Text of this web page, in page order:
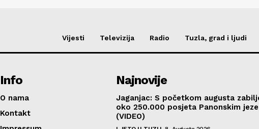
Vijesti Televizija Radio Tuzla, grad i ljudi
Info
O nama
Kontakt
Najnovije
Jaganjac: S početkom augusta
oko 250.000 posjeta Panonskim
(VIDEO)